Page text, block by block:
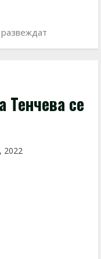
Тенчева се
2022